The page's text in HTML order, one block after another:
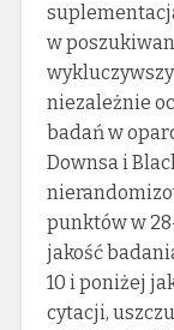
w
niezależnie
badań w
Downsa i
punktów w
jakość
10 i poniżej
cytacji,